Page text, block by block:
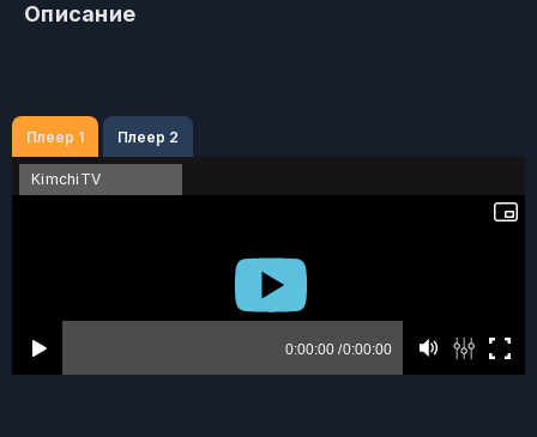
Описание
Плеер 1 Плеер 2
KimchiTV